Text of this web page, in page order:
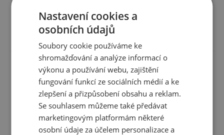
Upozornění pro alergiky:
vyznačeny tučně ve složení produktu. Výrobek je
vyroben v závodu se zpracováním mléčných produktů,
lepku, oxidu siřičitého, sóji, vajec, oříšků, ryb a korýšů.
Složení:Kukuřice. Může obsahovat stopy lepku a vajec.
Recenze Produkt zatím nikdo nehodnotil
Máte s produktem zkušenost? Napište recenzi a
pomozte tak ostatním zákazníkům s rozhodováním.
Děkujeme :-)
Přidat vlastní hodnocení
Nastavení cookies a
osobních údajů
Soubory cookie používáme ke
shromažďování a analýze informací o
výkonu a používání webu, zajištění
fungování funkcí ze sociálních médií a ke
zlepšení a přizpůsobení obsahu a reklam.
Se souhlasem můžeme také předávat
marketingovým platformám některé
osobní údaje za účelem personalizace a